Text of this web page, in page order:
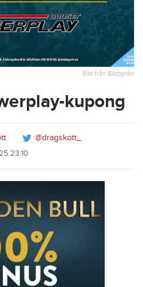
Bild från Bildbyrån
kupong
@dragskott_
23:10